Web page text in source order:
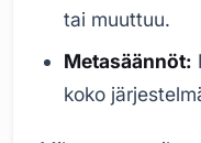
tai muuttuu.
Metasäännöt:
koko